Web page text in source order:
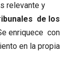
relevante y
de los
enriquece con
en la propia